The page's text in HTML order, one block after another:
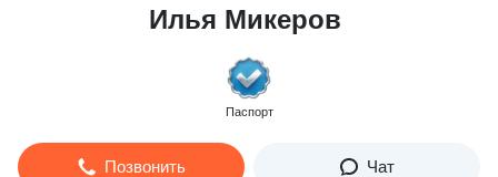
Илья Микеров
Паспорт
Позвонить Чат